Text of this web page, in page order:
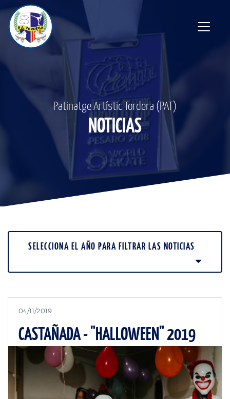
Patinatge Artístic Tordera (PAT)
NOTICIAS
SELECCIONA EL AÑO PARA FILTRAR LAS NOTICIAS
04/11/2019
CASTAÑADA - "HALLOWEEN" 2019